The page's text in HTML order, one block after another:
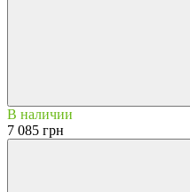
В наличии
7 085 грн